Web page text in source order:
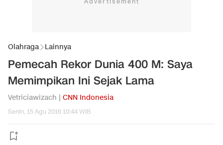
Olahraga Lainnya
Pemecah Rekor Dunia 400 M: Saya
Memimpikan Ini Sejak Lama
Vetriciawizach | CNN Indonesia
Senin, 15 Agu 2016 10:44 WIB